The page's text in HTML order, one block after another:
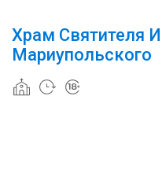
Храм Святителя
Мариупольского